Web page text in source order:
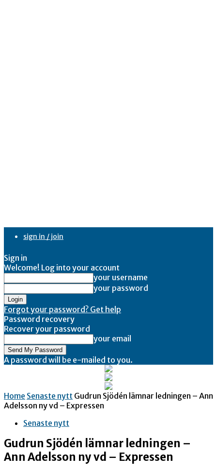
sign in / join
Sign in
Welcome! Log into your account
your username
your password
Forgot your password? Get help
Password recovery
Recover your password
your email
A password will be e-mailed to you.
Home Senaste nytt Gudrun Sjödén lämnar ledningen – Ann
Adelsson ny vd – Expressen
Senaste nytt
Gudrun Sjödén lämnar ledningen –
Ann Adelsson ny vd – Expressen